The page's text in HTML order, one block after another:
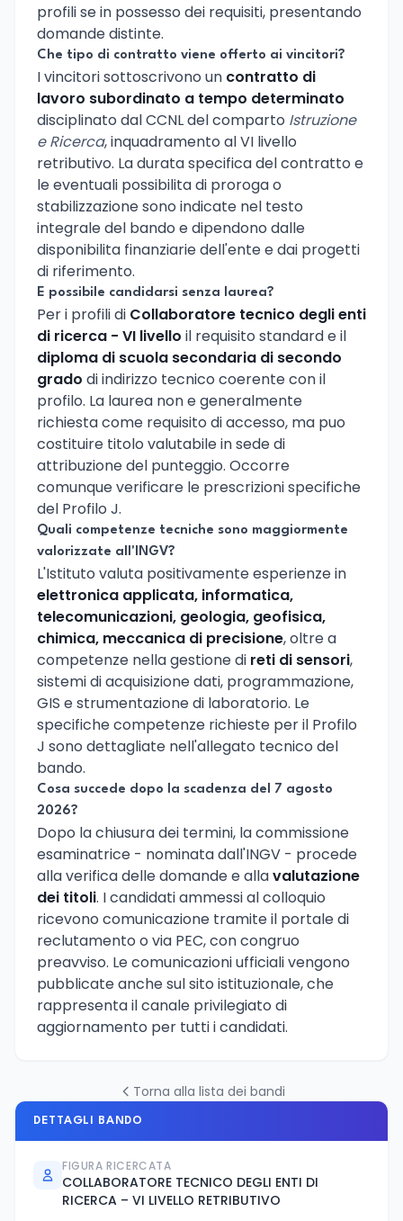
profili se in possesso dei requisiti, presentando
domande distinte.
Che tipo di contratto viene offerto ai vincitori?
I vincitori sottoscrivono un contratto di
lavoro subordinato a tempo determinato
disciplinato dal CCNL del comparto Istruzione
e Ricerca, inquadramento al VI livello
retributivo. La durata specifica del contratto e
le eventuali possibilita di proroga o
stabilizzazione sono indicate nel testo
integrale del bando e dipendono dalle
disponibilita finanziarie dell'ente e dai progetti
di riferimento.
E possibile candidarsi senza laurea?
Per i profili di Collaboratore tecnico degli enti
di ricerca - VI livello il requisito standard e il
diploma di scuola secondaria di secondo
grado di indirizzo tecnico coerente con il
profilo. La laurea non e generalmente
richiesta come requisito di accesso, ma puo
costituire titolo valutabile in sede di
attribuzione del punteggio. Occorre
comunque verificare le prescrizioni specifiche
del Profilo J.
Quali competenze tecniche sono maggiormente
valorizzate all'INGV?
L'Istituto valuta positivamente esperienze in
elettronica applicata, informatica,
telecomunicazioni, geologia, geofisica,
chimica, meccanica di precisione, oltre a
competenze nella gestione di reti di sensori,
sistemi di acquisizione dati, programmazione,
GIS e strumentazione di laboratorio. Le
specifiche competenze richieste per il Profilo
J sono dettagliate nell'allegato tecnico del
bando.
Cosa succede dopo la scadenza del 7 agosto
2026?
Dopo la chiusura dei termini, la commissione
esaminatrice - nominata dall'INGV - procede
alla verifica delle domande e allavalutazione
dei titoli. I candidati ammessi al colloquio
ricevono comunicazione tramite il portale di
reclutamento o via PEC, con congruo
preavviso. Le comunicazioni ufficiali vengono
pubblicate anche sul sito istituzionale, che
rappresenta il canale privilegiato di
aggiornamento per tutti i candidati.
Torna alla lista dei bandi
DETTAGLI BANDO
FIGURA RICERCATA
COLLABORATORE TECNICO DEGLI ENTI DI
RICERCA – VI LIVELLO RETRIBUTIVO